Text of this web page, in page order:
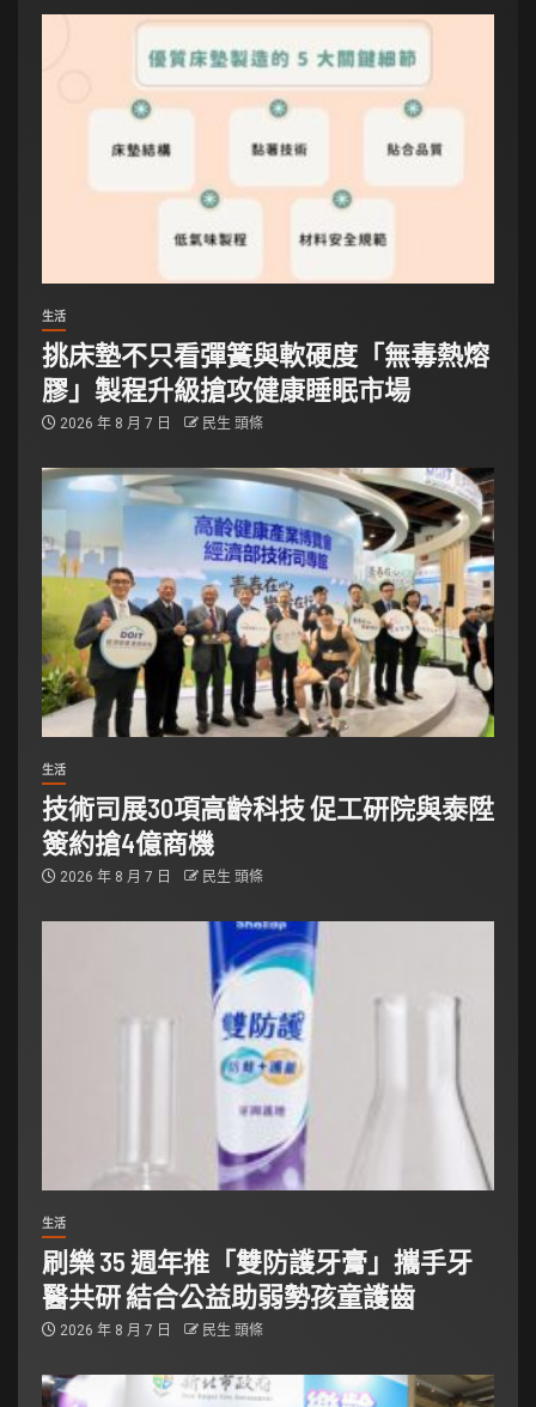
生活
挑床墊不只看彈簧與軟硬度「無毒熱熔
膠」製程升級搶攻健康睡眠市場
2026 年 8 月 7 日 民生 頭條
生活
技術司展30項高齡科技 促工研院與泰陞
簽約搶4億商機
2026 年 8 月 7 日 民生 頭條
生活
刷樂 35 週年推「雙防護牙膏」攜手牙
醫共研 結合公益助弱勢孩童護齒
2026 年 8 月 7 日 民生 頭條